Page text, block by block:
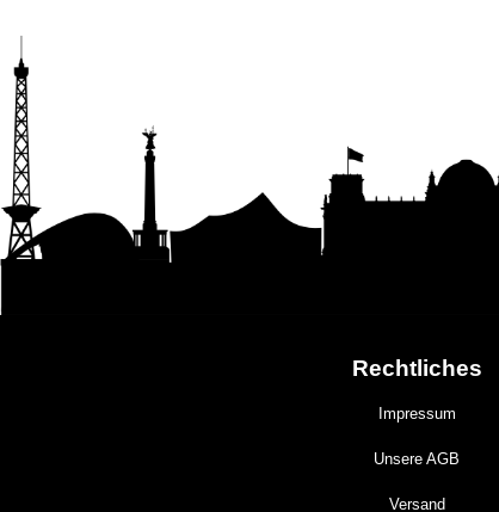
Rechtliches
Impressum
Unsere AGB
Versand